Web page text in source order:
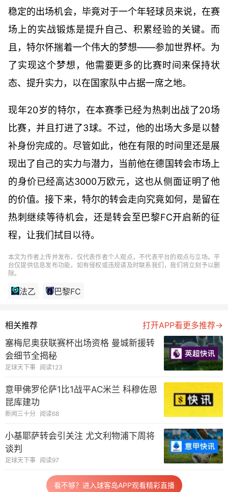
稳定的出场机会，毕竟对于一个年轻球员来说，在赛
场上的实战锻炼是提升自己、积累经验的关键。而
且，特尔怀揣着一个伟大的梦想——参加世界杯。为
了实现这个梦想，他需要更多的比赛时间来保持状
态、提升实力，以在国家队中占据一席之地。
现年20岁的特尔，在本赛季已经为热刺出战了20场
比赛，并且打进了3球。不过，他的出场大多是以替
补身份完成的。尽管如此，他在有限的时间里还是展
现出了自己的实力与潜力，当前他在德国转会市场上
的身价已经高达3000万欧元，这也从侧面证明了他
的价值。接下来，特尔的转会走向究竟如何，是留在
热刺继续等待机会，还是转会至巴黎FC开启新的征
程，让我们拭目以待。
本文为作者上传并发布，仅代表作者个人观点，不代表平台的观点与立场。平
台仅提供信息发布功能，如有侵权或违规请及时联系我们，我们将立刻予以删
除。
法乙 巴黎FC
相关推荐
打开APP看更多推荐→
塞梅尼奥获联赛杯出场资格 曼城新援转
会细节全揭秘
足球天下事 阅读123
意甲佛罗伦萨1比1战平AC米兰 科穆佐恩
昆库建功
新闻三十分 阅读68
小基耶萨转会引关注 尤文利物浦下周将
谈判
足球天下事 阅读97
看不够？进入球客岛APP观看精彩直播